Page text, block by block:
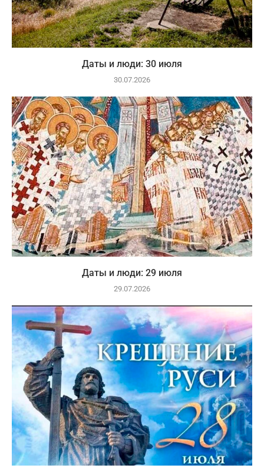
Даты и люди: 30 июля
30.07.2026
Даты и люди: 29 июля
29.07.2026